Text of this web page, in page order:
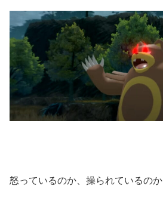
怒っているのか、操られているのか